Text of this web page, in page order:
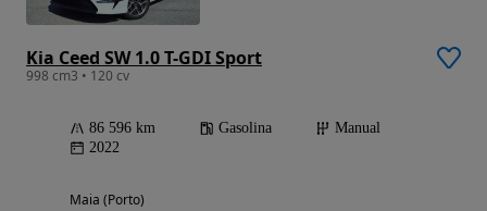
Kia Ceed SW 1.0 T-GDI Sport
998 cm3 • 120 cv
86 596 km Gasolina
Manual
2022
Maia (Porto)